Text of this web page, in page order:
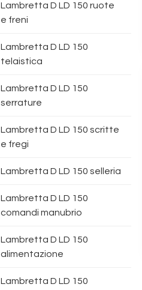
Lambretta D LD 150 ruote
e freni
Lambretta D LD 150
telaistica
Lambretta D LD 150
serrature
Lambretta D LD 150 scritte
e fregi
Lambretta D LD 150 selleria
Lambretta D LD 150
comandi manubrio
Lambretta D LD 150
alimentazione
Lambretta D LD 150